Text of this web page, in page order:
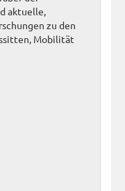
aktuelle,
zu den
Mobilität